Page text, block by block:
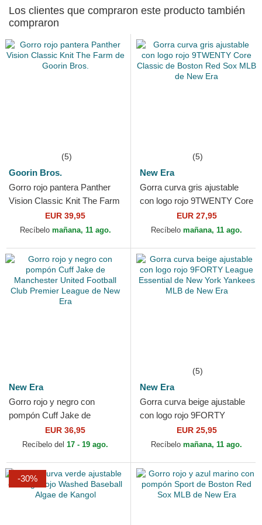
Los clientes que compraron este producto también
compraron
(5)
Goorin Bros.
Gorro rojo pantera Panther
Vision Classic Knit The Farm
de Goorin Bros.
EUR 39,95
Recíbelo mañana, 11 ago.
(5)
New Era
Gorra curva gris ajustable
con logo rojo 9TWENTY Core
Classic de Boston Red Sox
MLB de New Era
EUR 27,95
Recíbelo mañana, 11 ago.
New Era
Gorro rojo y negro con
pompón Cuff Jake de
Manchester United Football
Club Premier League de New
EUR 36,95
Recíbelo del 17 - 19 ago.
(5)
New Era
Gorra curva beige ajustable
con logo rojo 9FORTY
League Essential de New
York Yankees MLB de New
EUR 25,95
Recíbelo mañana, 11 ago.
-30%